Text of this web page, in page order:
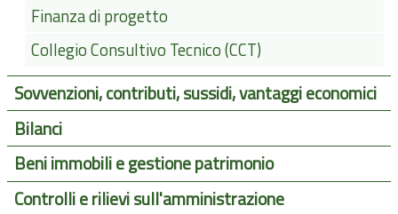
Finanza di progetto
Collegio Consultivo Tecnico (CCT)
Sovvenzioni, contributi, sussidi, vantaggi economici
Bilanci
Beni immobili e gestione patrimonio
Controlli e rilievi sull'amministrazione